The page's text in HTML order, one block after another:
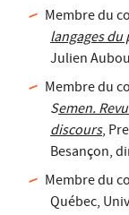
Membre du
langages
Julien
Membre du
Semen.
discours,
Besançon,
Membre du
Québec,